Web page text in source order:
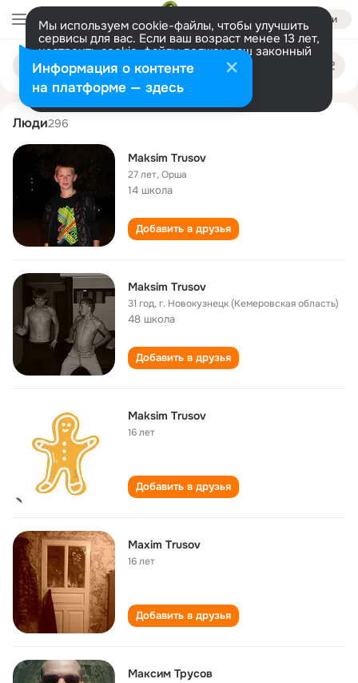
Войти
Мы используем cookie-файлы, чтобы улучшить
сервисы для вас. Если ваш возраст менее 13 лет,
настроить cookie-файлы должен ваш законный
представитель. Больше информации
Разрешить все Настроить
Поиск
людям
maksim trusov
Люди296
Maksim Trusov
27 лет,Орша
14 школа
Добавить в друзья
Maksim Trusov
31 год,г. Новокузнецк (Кемеровская область)
48 школа
Добавить в друзья
Maksim Trusov
16 лет
Добавить в друзья
Maxim Trusov
16 лет
Добавить в друзья
Максим Трусов
Информация о контенте
на платформе — здесь